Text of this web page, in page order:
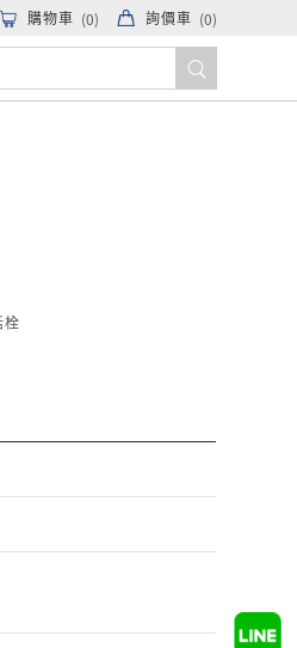
購物車 (0) 詢價車 (0)
栓